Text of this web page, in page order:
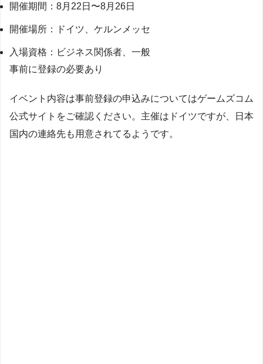
開催期間：8月22日〜8月26日
開催場所：ドイツ、ケルンメッセ
入場資格：ビジネス関係者、一般
事前に登録の必要あり
イベント内容は事前登録の申込みについてはゲームズコム
公式サイトをご確認ください。主催はドイツですが、日本
国内の連絡先も用意されてるようです。